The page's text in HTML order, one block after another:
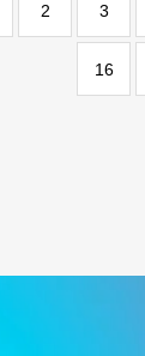
2 3
16